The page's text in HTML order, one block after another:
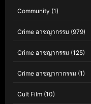
Community (1)
Crime อาชญากรรม (979)
Crime อาชญากรรม (125)
Crime อาชญากากรรม (1)
Cult Film (10)